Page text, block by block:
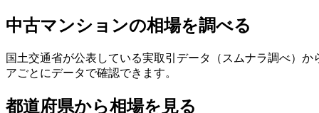
中古マンションの相場を調べる
国土交通省が公表している実取引データ（スムナラ調べ）
アごとにデータで確認できます。
都道府県から相場を見る